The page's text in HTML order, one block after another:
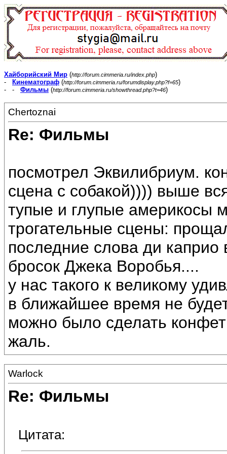
Хайборийский Мир (http://forum.cimmeria.ru/index.php)
-
Кинематограф (http://forum.cimmeria.ru/forumdisplay.php?f=65)
- - Фильмы (http://forum.cimmeria.ru/showthread.php?t=46)
Chertoznai
Re: Фильмы
посмотрел Эквилибриум.
сцена с собакой)))) выше
тупые и глупые америкосы
трогательные сцены:
последние слова ди
бросок Джека Воробья....
у нас такого к великому
в ближайшее время не
можно было сделать
жаль.
Warlock
Re: Фильмы
Цитата: